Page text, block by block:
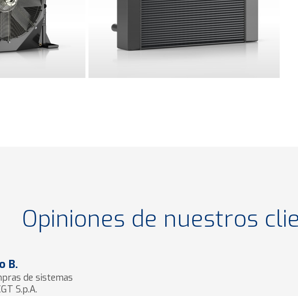
Opiniones de nuestros
B.
de sistemas
S.p.A.